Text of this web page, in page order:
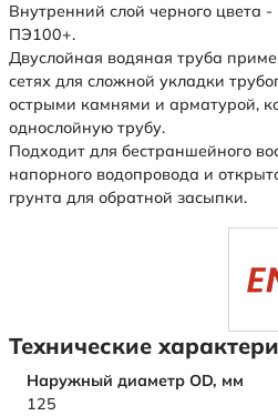
Внутренний слой черного цвета
ПЭ100+.
Двуслойная водяная труба
сетях для сложной укладки
острыми камнями и арматурой,
однослойную трубу.
Подходит для бестраншейного
напорного водопровода и
грунта для обратной засыпки.
Технические
Наружный диаметр OD, мм
125